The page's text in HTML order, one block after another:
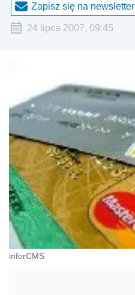
Zapisz się na newsletter
24 lipca 2007, 09:45
inforCMS